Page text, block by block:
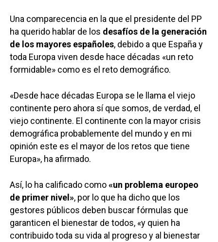
Una comparecencia en la que el presidente del PP
ha querido hablar de los desafíos de la generación
de los mayores españoles, debido a que España y
toda Europa viven desde hace décadas «un reto
formidable» como es el reto demográfico.
«Desde hace décadas Europa se le llama el viejo
continente pero ahora sí que somos, de verdad, el
viejo continente. El continente con la mayor crisis
demográfica probablemente del mundo y en mi
opinión este es el mayor de los retos que tiene
Europa», ha afirmado.
Así, lo ha calificado como«un problema europeo
de primer nivel», por lo que ha dicho que los
gestores públicos deben buscar fórmulas que
garanticen el bienestar de todos, «y quien ha
contribuido toda su vida al progreso y al bienestar